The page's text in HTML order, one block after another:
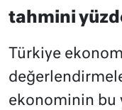
tahmini
Türkiye
ekonominin bu